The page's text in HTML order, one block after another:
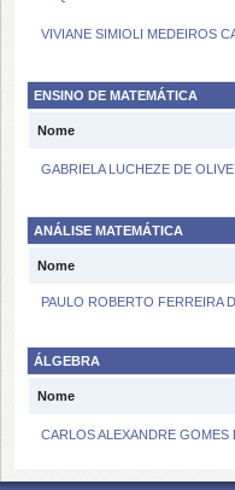
VIVIANE SIMIOLI MEDEIROS
ENSINO DE MATEMÁTICA
Nome
GABRIELA LUCHEZE DE
ANÁLISE MATEMÁTICA
Nome
PAULO ROBERTO FERREIRA
ÁLGEBRA
Nome
CARLOS ALEXANDRE GOMES